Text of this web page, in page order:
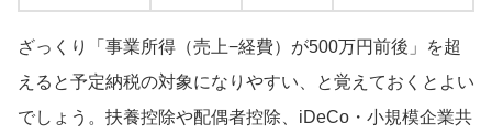
ざっくり「事業所得（売上−経費）が500万円前後」を超
えると予定納税の対象になりやすい、と覚えておくとよい
でしょう。扶養控除や配偶者控除、iDeCo・小規模企業共